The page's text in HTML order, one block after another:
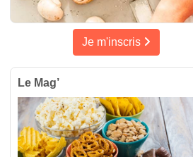
Je m'inscris
Le Mag’